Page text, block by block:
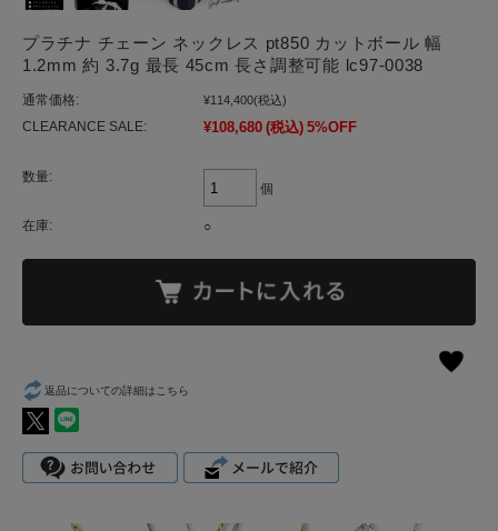
プラチナ チェーン ネックレス pt850 カットボール 幅
1.2mm 約 3.7g 最長 45cm 長さ調整可能 lc97-0038
通常価格: ¥114,400(税込)
CLEARANCE SALE: ¥108,680 (税込) 5%OFF
数量:
個
在庫: ○
返品についての詳細はこちら